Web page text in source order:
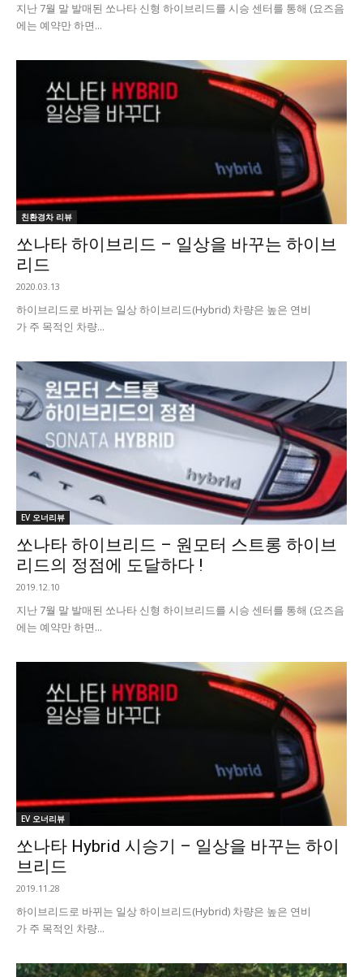
​지난 7월 말 발매된 쏘나타 신형 하이브리드를 시승 센터를 통해 (요즈음
에는 예약만 하면...
친환경차 리뷰
쏘나타 하이브리드 – 일상을 바꾸는 하이브
리드
2020.03.13
하이브리드로 바뀌는 일상 하이브리드(Hybrid) 차량은 높은 연비
가 주 목적인 차량...
EV 오너리뷰
쏘나타 하이브리드 – 원모터 스트롱 하이브
리드의 정점에 도달하다 !
2019.12.10
​지난 7월 말 발매된 쏘나타 신형 하이브리드를 시승 센터를 통해 (요즈음
에는 예약만 하면...
EV 오너리뷰
쏘나타 Hybrid 시승기 – 일상을 바꾸는 하이
브리드
2019.11.28
하이브리드로 바뀌는 일상 하이브리드(Hybrid) 차량은 높은 연비
가 주 목적인 차량...